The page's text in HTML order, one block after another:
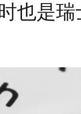
也是